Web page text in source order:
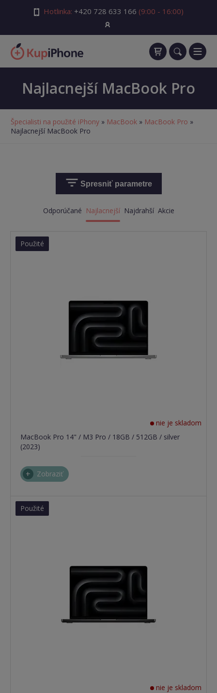
Hotlinka: +420 728 633 166 (9:00 - 16:00)
Najlacnejší MacBook Pro
Špecialisti na použité iPhony » MacBook » MacBook Pro »
Najlacnejší MacBook Pro
Spresniť parametre
Odporúčané Najlacnejší Najdrahší Akcie
Použité
nie je skladom
MacBook Pro 14" / M3 Pro / 18GB / 512GB / silver
(2023)
Zobraziť
Použité
nie je skladom